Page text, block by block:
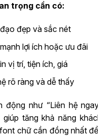
trọng cần có:
đẹp và sắc nét
lợi ích hoặc ưu đãi
vị trí, tiện ích, giá
rõ ràng và dễ thấy
động như “Liên hệ
tăng khả năng
chữ cần đồng nhất